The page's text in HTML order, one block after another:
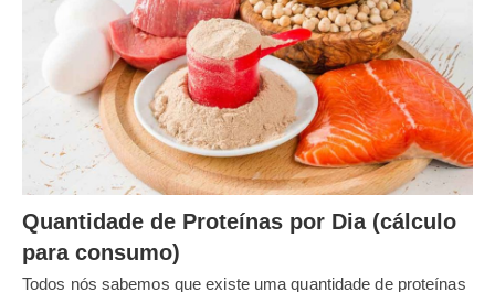
Quantidade de Proteínas por Dia (cálculo
para consumo)
Todos nós sabemos que existe uma quantidade de proteínas